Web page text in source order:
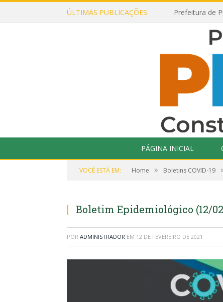
ÚLTIMAS PUBLICAÇÕES:
PÁGINA INICIAL
VOCÊ ESTÁ EM: Home » Boletins COVID-19
Boletim Epidemiológico (12/
POR ADMINISTRADOR EM 12 DE FEVEREIRO DE 2021